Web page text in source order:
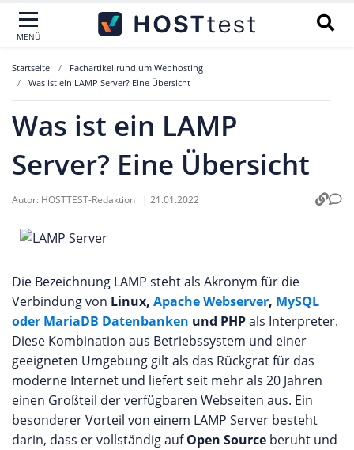
MENÜ
Startseite
Fachartikel rund um Webhosting
Was ist ein LAMP Server? Eine Übersicht
Was ist ein LAMP
Server? Eine Übersicht
Autor: HOSTTEST-Redaktion | 21.01.2022
Die Bezeichnung LAMP steht als Akronym für die
Verbindung von Linux, Apache Webserver, MySQL
oder MariaDB Datenbanken und PHPals Interpreter.
Diese Kombination aus Betriebssystem und einer
geeigneten Umgebung gilt als das Rückgrat für das
moderne Internet und liefert seit mehr als 20 Jahren
einen Großteil der verfügbaren Webseiten aus. Ein
besonderer Vorteil von einem LAMP Server besteht
darin, dass er vollständig aufOpen Source beruht und